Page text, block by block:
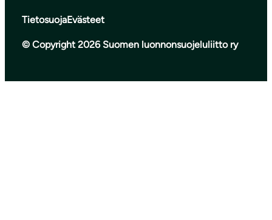
TietosuojaEvästeet
© Copyright 2026 Suomen luonnonsuojeluliitto ry